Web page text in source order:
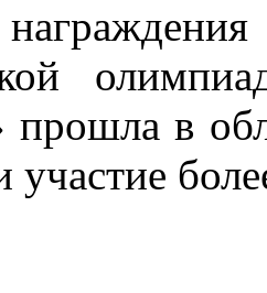
прошла в